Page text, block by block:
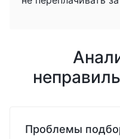
Проблемы